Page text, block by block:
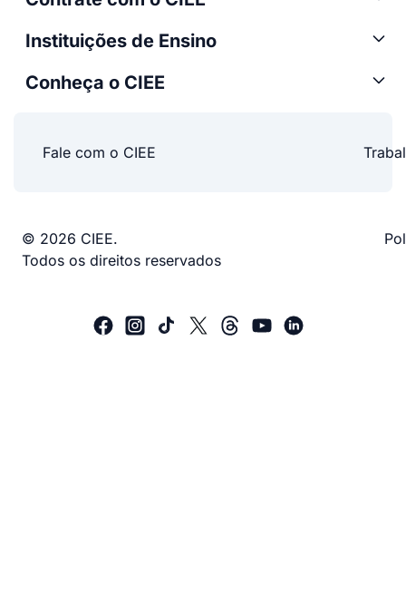
Instituições de Ensino
Conheça o CIEE
Fale com o CIEE
© 2026 CIEE.
Todos os direitos reservados